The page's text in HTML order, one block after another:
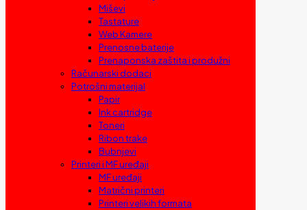
Miševi
Tastature
Web Kamere
Prenosne baterije
Prenaponska zaštita i produžni
Računarski dodaci
Potrošni materijal
Papir
Ink cartridge
Toneri
Ribon trake
Bubnjevi
Printeri i MF uređaji
MF uređaji
Matrični printeri
Printeri velikih formata